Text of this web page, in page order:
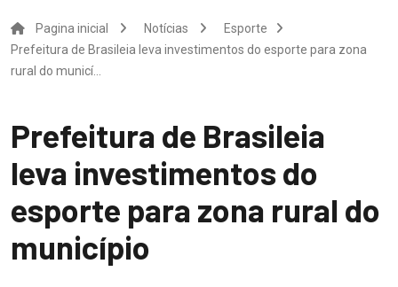
Pagina inicial Notícias
Esporte
Prefeitura de Brasileia leva investimentos do esporte para zona
rural do municí...
Prefeitura de Brasileia
leva investimentos do
esporte para zona rural do
município